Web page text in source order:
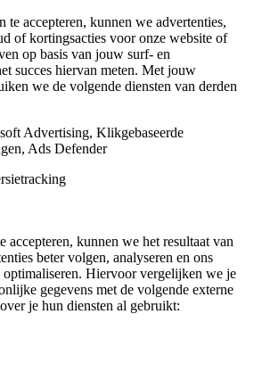
te accepteren, kunnen we advertenties,
of kortingsacties voor onze website of
op basis van jouw surf- en
succes hiervan meten. Met jouw
we de volgende diensten van derden
Advertising, Klikgebaseerde
Ads Defender
accepteren, kunnen we het resultaat van
beter volgen, analyseren en ons
optimaliseren. Hiervoor vergelijken we je
gegevens met de volgende externe
je hun diensten al gebruikt: